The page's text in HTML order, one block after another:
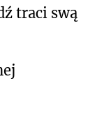
traci swą